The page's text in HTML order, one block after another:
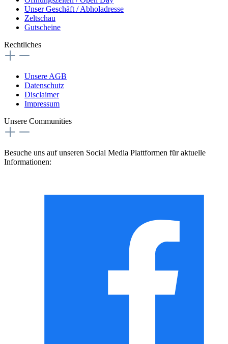
Unser Geschäft / Abholadresse
Zeltschau
Gutscheine
Rechtliches
Unsere AGB
Datenschutz
Disclaimer
Impressum
Unsere Communities
Besuche uns auf unseren Social Media Plattformen für aktuelle
Informationen: